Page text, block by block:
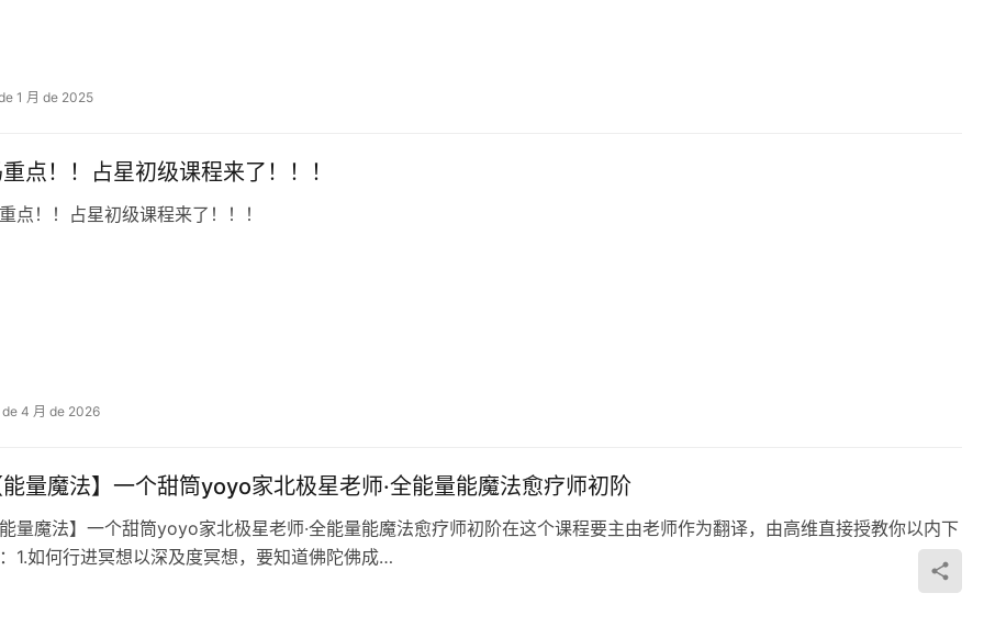
1 月 de 2025
点！！占星初级课程来了！！！
点！！占星初级课程来了！！！
4 月 de 2026
量魔法】一个甜筒yoyo家北极星老师·全能量能‬魔法愈疗‬师初阶
量魔法】一个甜筒yoyo家北极星老师·全能量能‬魔法愈疗‬师初阶在这个课程要主‬由老师作为翻译，由高维直接授教‬你以内下‬
1.如何行进‬冥想以深及‬度冥想，要知道佛陀佛成‬…